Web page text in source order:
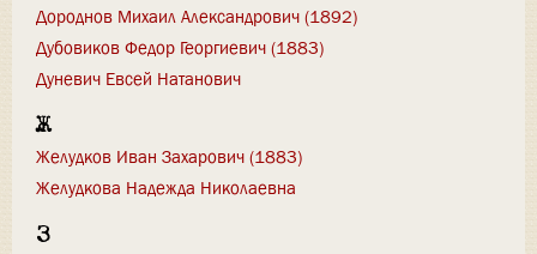
Дороднов Михаил Александрович (1892)
Дубовиков Федор Георгиевич (1883)
Дуневич Евсей Натанович
Ж
Желудков Иван Захарович (1883)
Желудкова Надежда Николаевна
З